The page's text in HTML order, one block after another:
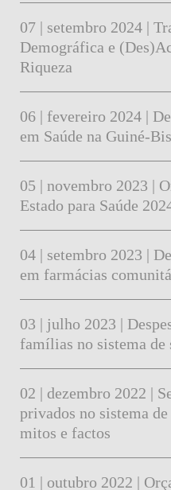
07 | setembro 2024 |
Demográfica e
Riqueza
06 | fevereiro 2024 |
em Saúde na Guiné-
05 | novembro 2023 |
Estado para Saúde
04 | setembro 2023 |
em farmácias
03 | julho 2023 |
famílias no sistema de
02 | dezembro 2022 |
privados no sistema
mitos e factos
01 | outubro 2022 |